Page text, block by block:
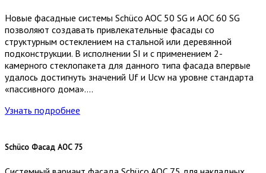
Новые фасадные системы Schüco AOC 50 SG и AOC 60 SG
позволяют создавать привлекательные фасады со
структурным остеклением на стальной или деревянной
подконструкции. В исполнении SI и с применением 2-
камерного стеклопакета для данного типа фасада впервые
удалось достигнуть значений Uf и Ucw на уровне стандарта
«пассивного дома»….
Узнать подробнее
Schüco Фасад AOC 75